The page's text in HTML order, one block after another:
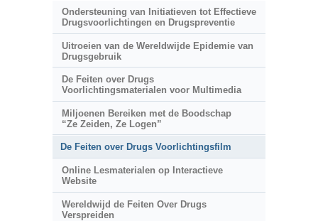
Ondersteuning van Initiatieven tot Effectieve
Drugsvoorlichtingen en Drugspreventie
Uitroeien van de Wereldwijde Epidemie van
Drugsgebruik
De Feiten over Drugs
Voorlichtingsmaterialen voor Multimedia
Miljoenen Bereiken met de Boodschap
“Ze Zeiden, Ze Logen”
De Feiten over Drugs Voorlichtingsfilm
Online Lesmaterialen op Interactieve
Website
Wereldwijd de Feiten Over Drugs
Verspreiden